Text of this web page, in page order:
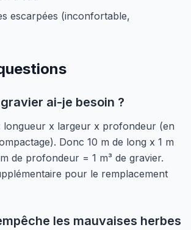
escarpées (inconfortable,
ai-je besoin ?
longueur x largeur x profondeur (en
Donc 10 m de long x 1 m
de profondeur = 1 m³ de gravier.
pour le remplacement
les mauvaises herbes